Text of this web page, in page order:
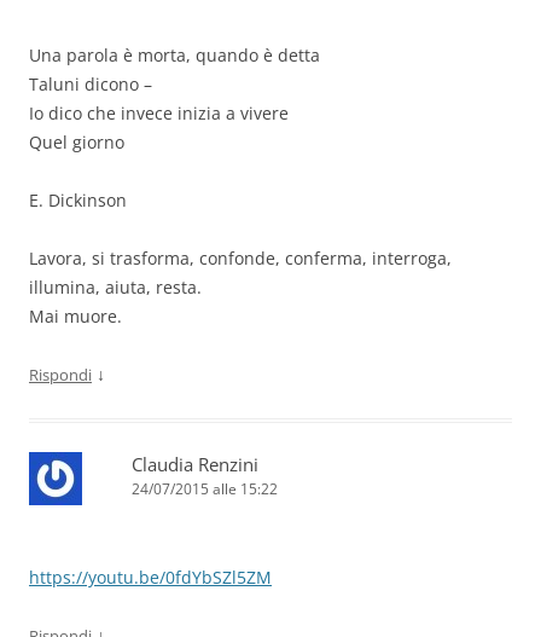
Una parola è morta, quando è detta
Taluni dicono –
Io dico che invece inizia a vivere
Quel giorno
E. Dickinson
Lavora, si trasforma, confonde, conferma, interroga,
illumina, aiuta, resta.
Mai muore.
Rispondi ↓
Claudia Renzini
24/07/2015 alle 15:22
https://youtu.be/0fdYbSZl5ZM